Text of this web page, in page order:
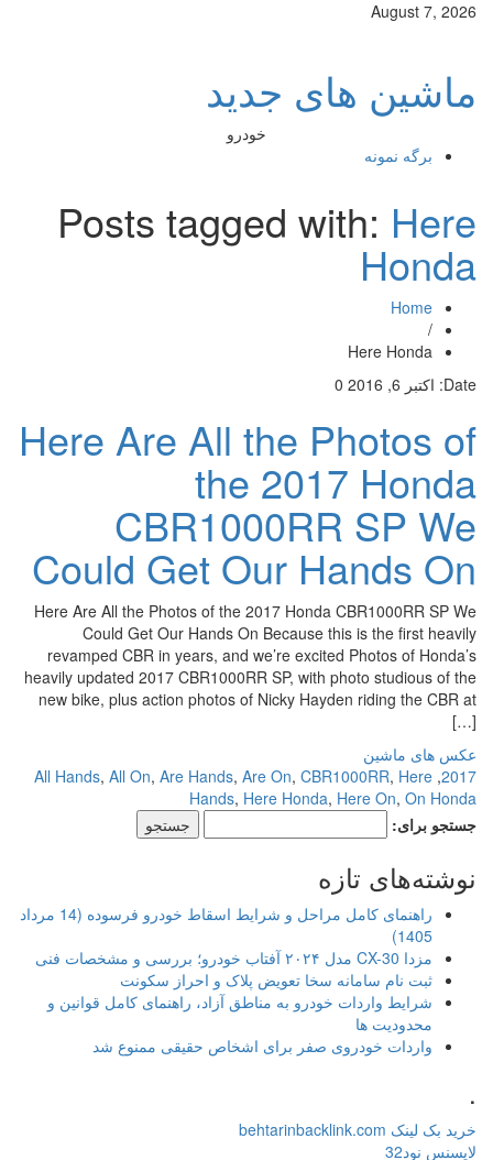
August 7, 2026
ماشین های جدید
خودرو
برگه نمونه
Posts tagged with:Here
Honda
Home
/
Here Honda
Date: اکتبر 6, 2016 0
Here Are All the Photos of
the 2017 Honda
CBR1000RR SP We
Could Get Our Hands On
Here Are All the Photos of the 2017 Honda CBR1000RR SP We
Could Get Our Hands On Because this is the first heavily
revamped CBR in years, and we’re excited Photos of Honda’s
heavily updated 2017 CBR1000RR SP, with photo studious of the
new bike, plus action photos of Nicky Hayden riding the CBR at
[…]
عکس های ماشین
2017
,
All Hands, All On,Are Hands,Are On,CBR1000RR,Here
Hands,Here Honda,Here On,On Honda
جستجو برای:
نوشته‌های تازه
راهنمای کامل مراحل و شرایط اسقاط خودرو فرسوده (14 مرداد
1405)
مزدا CX-30 مدل ۲۰۲۴ آفتاب خودرو؛ بررسی و مشخصات فنی
ثبت نام سامانه سخا تعویض پلاک و احراز سکونت
شرایط واردات خودرو به مناطق آزاد، راهنمای کامل قوانین و
محدودیت ها
واردات خودروی صفر برای اشخاص حقیقی ممنوع شد
خرید بک لینک behtarinbacklink.com
لایسنس نود32